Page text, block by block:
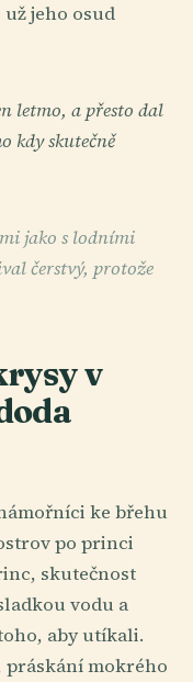
už jeho osud
letmo, a přesto dal
kdy skutečně
jako s lodními
čerstvý, protože
v
ke břehu
po princi
skutečnost
vodu a
aby utíkali.
mokrého